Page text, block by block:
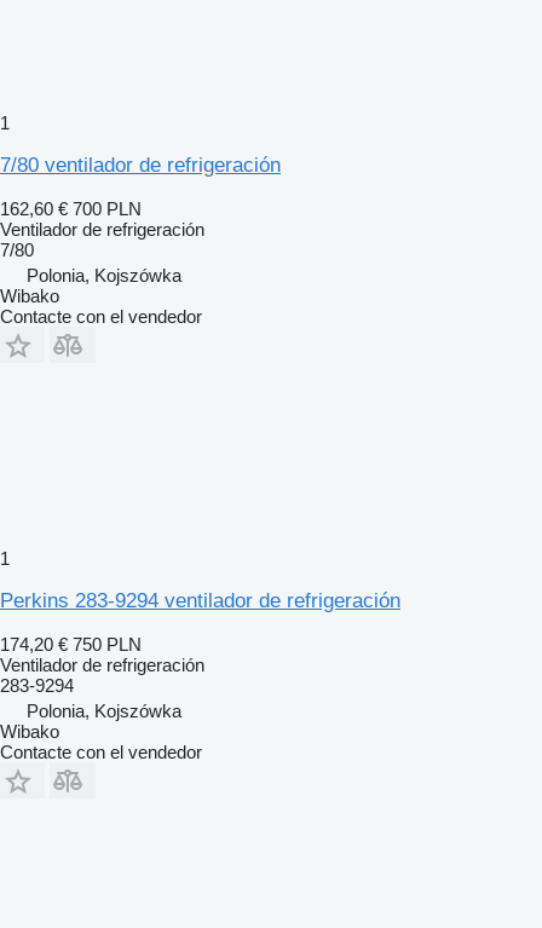
1
7/80 ventilador de refrigeración
162,60 € 700 PLN
Ventilador de refrigeración
7/80
Polonia, Kojszówka
Wibako
Contacte con el vendedor
1
Perkins 283-9294 ventilador de refrigeración
174,20 € 750 PLN
Ventilador de refrigeración
283-9294
Polonia, Kojszówka
Wibako
Contacte con el vendedor